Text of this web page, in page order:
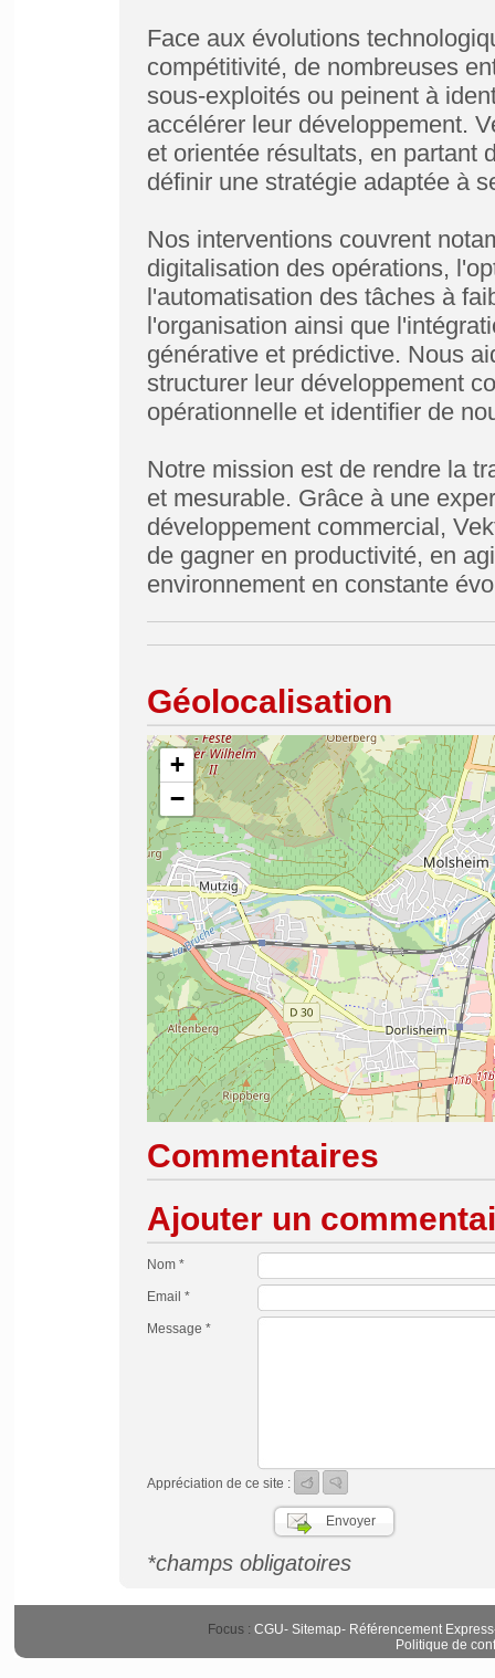
Face aux évolutions
compétitivité, de nombreuses
sous-exploités ou peinent à
accélérer leur développement.
et orientée résultats, en partant
définir une stratégie adaptée à
Nos interventions couvrent
digitalisation des opérations,
l'automatisation des tâches à
l'organisation ainsi que
générative et prédictive. Nous
structurer leur développement
opérationnelle et identifier de
Notre mission est de rendre la
et mesurable. Grâce à une
développement commercial,
de gagner en productivité, en
environnement en constante
Géolocalisation
+
−
Commentaires
Ajouter un
Nom *
Email *
Message *
Appréciation de ce site :
*champs obligatoires
Focus : CGU- Sitemap- Référencement Express
Politique de